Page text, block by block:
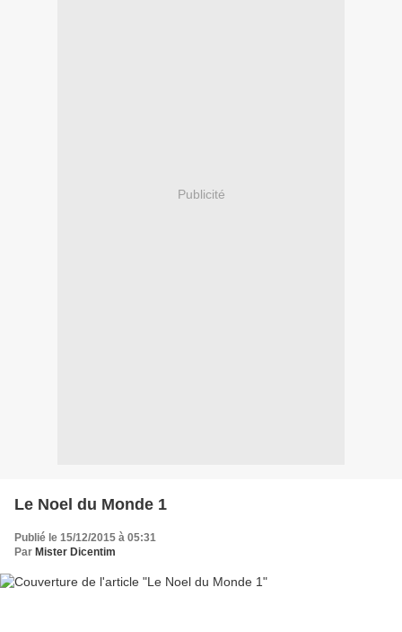
Publicité
Le Noel du Monde 1
Publié le 15/12/2015 à 05:31
Par Mister Dicentim